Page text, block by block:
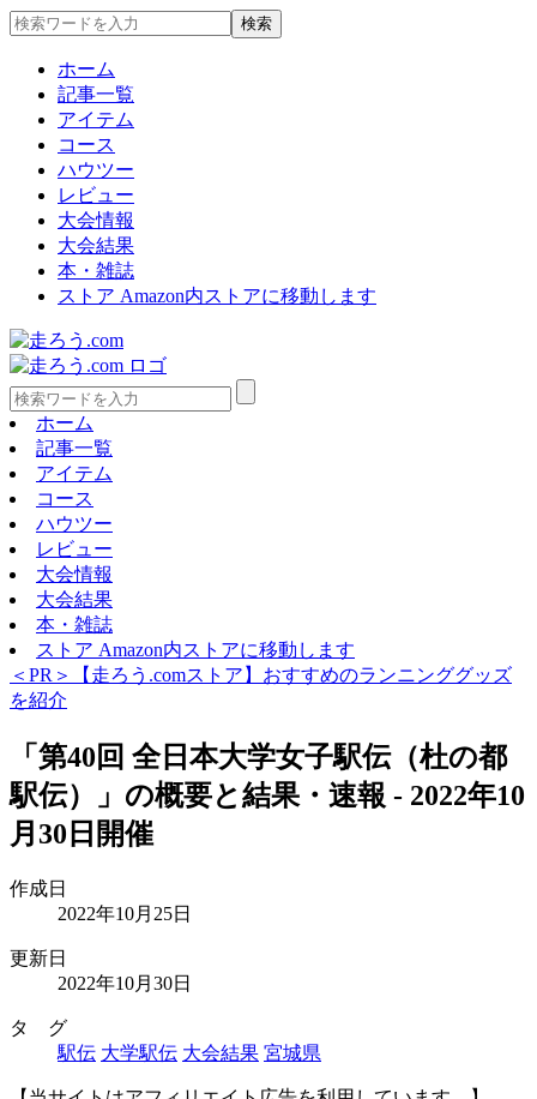
ホーム
記事一覧
アイテム
コース
ハウツー
レビュー
大会情報
大会結果
本・雑誌
ストア Amazon内ストアに移動します
ホーム
記事一覧
アイテム
コース
ハウツー
レビュー
大会情報
大会結果
本・雑誌
ストア Amazon内ストアに移動します
＜PR＞【走ろう.comストア】おすすめのランニンググッズ
を紹介
「第40回 全日本大学女子駅伝（杜の都
駅伝）」の概要と結果・速報 - 2022年10
月30日開催
作成日
2022年10月25日
更新日
2022年10月30日
タ グ
駅伝 大学駅伝 大会結果 宮城県